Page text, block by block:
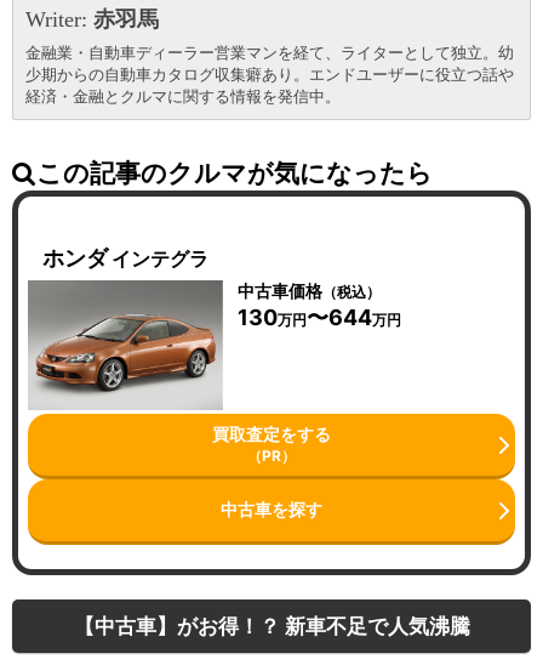
Writer: 赤羽馬
金融業・自動車ディーラー営業マンを経て、ライターとして独立。幼
少期からの自動車カタログ収集癖あり。エンドユーザーに役立つ話や
経済・金融とクルマに関する情報を発信中。
この記事のクルマが気になったら
ホンダ インテグラ
中古車価格（税込）
130万円〜644万円
買取査定をする
（PR）
中古車を探す
【中古車】がお得！？ 新車不足で人気沸騰